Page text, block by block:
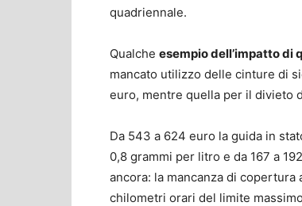
quadriennale.
Qualche esempio dell’impatto di
mancato utilizzo delle cinture di
euro, mentre quella per il divieto
Da 543 a 624 euro la guida in
0,8 grammi per litro e da 167 a
ancora: la mancanza di copertura
chilometri orari del limite